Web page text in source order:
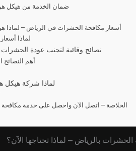
ضمان الخدمة من هيكل
أسعار مكافحة الحشرات في الرياض – لماذا
لماذا
نصائح وقائية لتجنب عودة
أهم النصائح اللي بنوصي بيها في هيكل هوم:
لماذا شركة هيكل
الخلاصة – اتصل الآن واحصل على خدمة
بالرياض – لماذا تحتاجها الآن؟